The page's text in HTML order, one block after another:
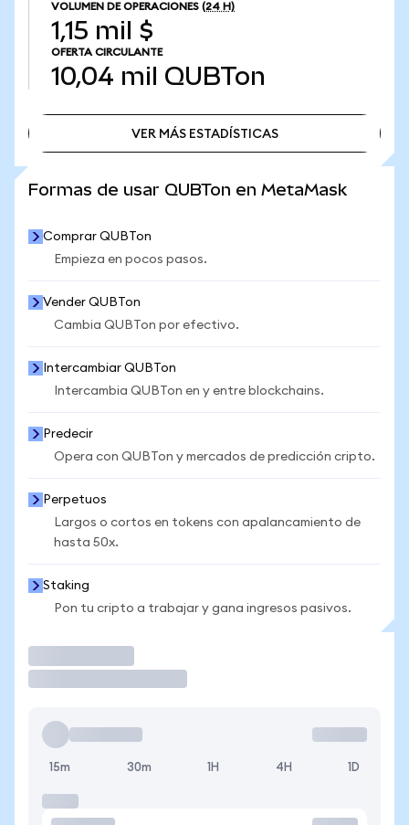
VOLUMEN DE OPERACIONES (24 H)
1,15 mil $
OFERTA CIRCULANTE
10,04 mil QUBTon
VER MÁS ESTADÍSTICAS
Formas de usar QUBTon en MetaMask
Comprar QUBTon
Empieza en pocos pasos.
Vender QUBTon
Cambia QUBTon por efectivo.
Intercambiar QUBTon
Intercambia QUBTon en y entre blockchains.
Predecir
Opera con QUBTon y mercados de predicción cripto.
Perpetuos
Largos o cortos en tokens con apalancamiento de
hasta 50x.
Staking
Pon tu cripto a trabajar y gana ingresos pasivos.
15m 30m 1H 4H 1D